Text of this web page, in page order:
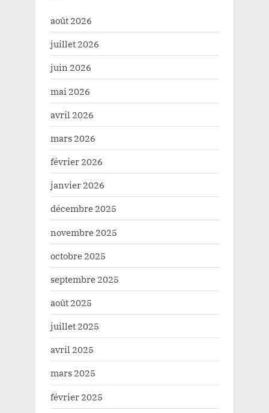
août 2026
juillet 2026
juin 2026
mai 2026
avril 2026
mars 2026
février 2026
janvier 2026
décembre 2025
novembre 2025
octobre 2025
septembre 2025
août 2025
juillet 2025
avril 2025
mars 2025
février 2025